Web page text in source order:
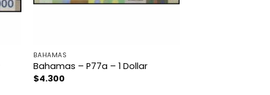
BAHAMAS
Bahamas – P77a – 1 Dollar
$4.300